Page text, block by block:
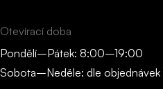
Otevírací doba
Pondělí–Pátek: 8:00–19:00
Sobota–Neděle: dle objednávek